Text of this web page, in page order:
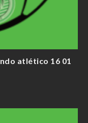
atlético 16 01